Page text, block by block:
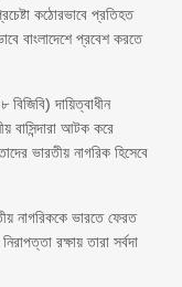
কঠোরভাবে প্রতিহত
বাংলাদেশে প্রবেশ করতে
দায়িত্বাধীন
বাসিন্দারা আটক করে
ভারতীয় নাগরিক হিসেবে
নাগরিককে ভারতে ফেরত
রক্ষায় তারা সর্বদা